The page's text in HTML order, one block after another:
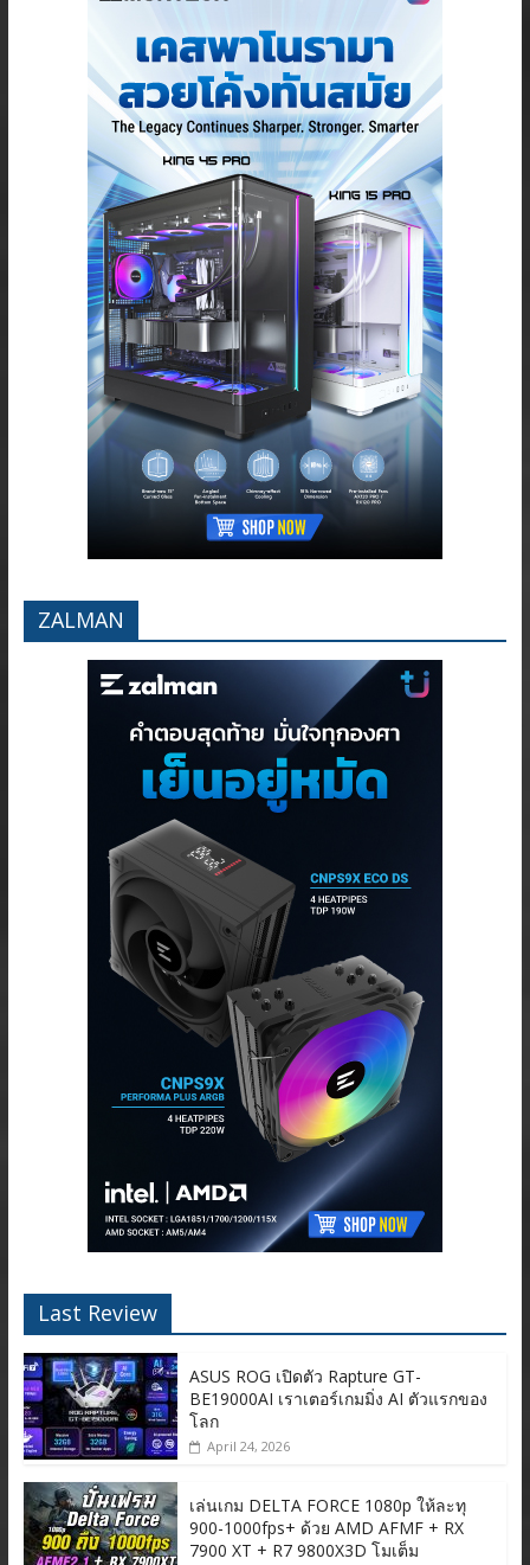
ZALMAN
Last Review
ASUS ROG เปิดตัว Rapture GT-
BE19000AI เราเตอร์เกมมิ่ง AI ตัวแรกของ
โลก
April 24, 2026
เล่นเกม DELTA FORCE 1080p ให้ละทุ
900-1000fps+ ด้วย AMD AFMF + RX
7900 XT + R7 9800X3D โมเต็ม